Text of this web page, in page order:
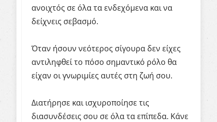
ανοιχτός σε όλα τα ενδεχόμενα και να
δείχνεις σεβασμό.
Όταν ήσουν νεότερος σίγουρα δεν είχες
αντιληφθεί το πόσο σημαντικό ρόλο θα
είχαν οι γνωριμίες αυτές στη ζωή σου.
Διατήρησε και ισχυροποίησε τις
διασυνδέσεις σου σε όλα τα επίπεδα. Κάνε